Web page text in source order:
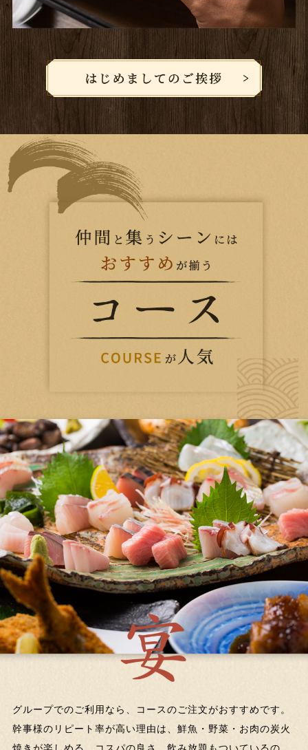
グループでのご利用なら、コースのご注文がおすすめです。
幹事様のリピート率が高い理由は、鮮魚・野菜・お肉の炭火